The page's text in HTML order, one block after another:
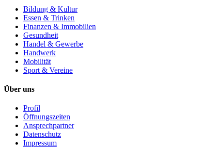
Bildung & Kultur
Essen & Trinken
Finanzen & Immobilien
Gesundheit
Handel & Gewerbe
Handwerk
Mobilität
Sport & Vereine
Über uns
Profil
Öffnungszeiten
Ansprechpartner
Datenschutz
Impressum